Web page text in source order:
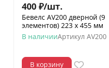
400 ₽/шт.
Бевелс AV200 дверной (9
элементов) 223 х 455 мм
В наличииАртикул AV200
В корзину